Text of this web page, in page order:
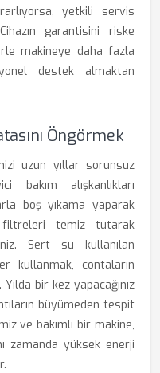
yetkili servis
garantisini riske
makineye daha fazla
destek almaktan
Öngörmek
uzun yıllar sorunsuz
bakım alışkanlıkları
boş yıkama yaparak
filtreleri temiz tutarak
Sert su kullanılan
kullanmak, contaların
bir kez yapacağınız
büyümeden tespit
ve bakımlı bir makine,
zamanda yüksek enerji